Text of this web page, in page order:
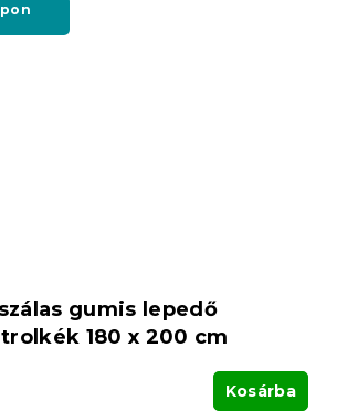
gumis lepedő
180 x 200 cm
Kosárba